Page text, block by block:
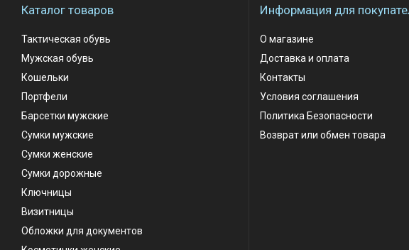
Каталог товаров
Тактическая обувь
Мужская обувь
Кошельки
Портфели
Барсетки мужские
Сумки мужские
Сумки женские
Сумки дорожные
Ключницы
Визитницы
Обложки для документов
Информация для
О магазине
Доставка и оплата
Контакты
Условия соглашения
Политика Безопасности
Возврат или обмен товара